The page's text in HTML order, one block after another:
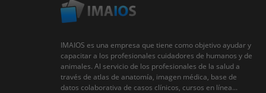
IMAIOS es una empresa que tiene como objetivo ayudar y
capacitar a los profesionales cuidadores de humanos y de
animales. Al servicio de los profesionales de la salud a
través de atlas de anatomía, imagen médica, base de
datos colaborativa de casos clínicos, cursos en línea...